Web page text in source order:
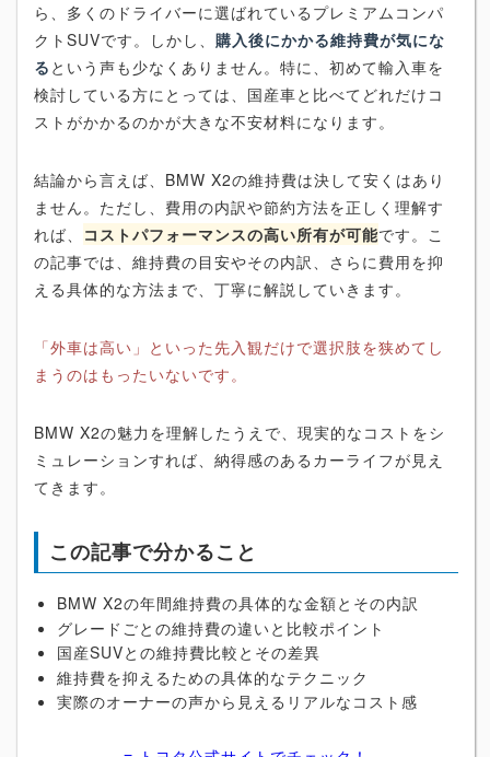
ら、多くのドライバーに選ばれているプレミアムコンパ
クトSUVです。しかし、 購入後にかかる維持費が気にな
る という声も少なくありません。特に、初めて輸入車を
検討している方にとっては、国産車と比べてどれだけコ
ストがかかるのかが大きな不安材料になります。
結論から言えば、BMW X2の維持費は決して安くはあり
ません。ただし、費用の内訳や節約方法を正しく理解す
れば、 コストパフォーマンスの高い所有が可能です。こ
の記事では、維持費の目安やその内訳、さらに費用を抑
える具体的な方法まで、丁寧に解説していきます。
「外車は高い」といった先入観だけで選択肢を狭めてし
まうのはもったいないです。
BMW X2の魅力を理解したうえで、現実的なコストをシ
ミュレーションすれば、納得感のあるカーライフが見え
てきます。
この記事で分かること
BMW X2の年間維持費の具体的な金額とその内訳
グレードごとの維持費の違いと比較ポイント
国産SUVとの維持費比較とその差異
維持費を抑えるための具体的なテクニック
実際のオーナーの声から見えるリアルなコスト感